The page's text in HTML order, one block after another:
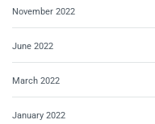
November 2022
June 2022
March 2022
January 2022